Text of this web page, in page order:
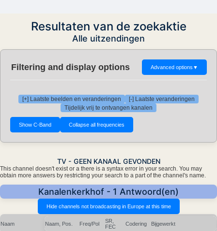
Resultaten van de zoekaktie
Alle uitzendingen
Filtering and display options Advanced options ▼
[+] Laatste beelden en veranderingen
[-] Laatste veranderingen
Tijdelijk vrij te ontvangen kanalen
TV - GEEN KANAAL GEVONDEN
This channel doesn't exist or a there is a syntax error in your search. You may
obtain more answers by restricting your search to a part of the channel's name.
Kanalenkerkhof - 1 Antwoord(en)
Naam Naam, Pos. Freq/Pol
SR,
FEC
Codering Bijgewerkt